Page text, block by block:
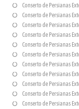
Conserto de Persianas
Conserto de Persianas
Conserto de Persianas
Conserto de Persianas
Conserto de Persianas
Conserto de Persianas
Conserto de Persianas
Conserto de Persianas
Conserto de Persianas
Conserto de Persianas
Conserto de Persianas